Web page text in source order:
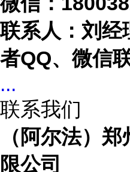
联系人：刘经
者QQ、微信联
...
联系我们
（阿尔法）
限公司